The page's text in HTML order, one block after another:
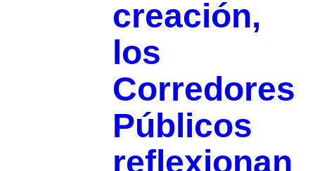
creación,
los
Corredores
Públicos
reflexionan